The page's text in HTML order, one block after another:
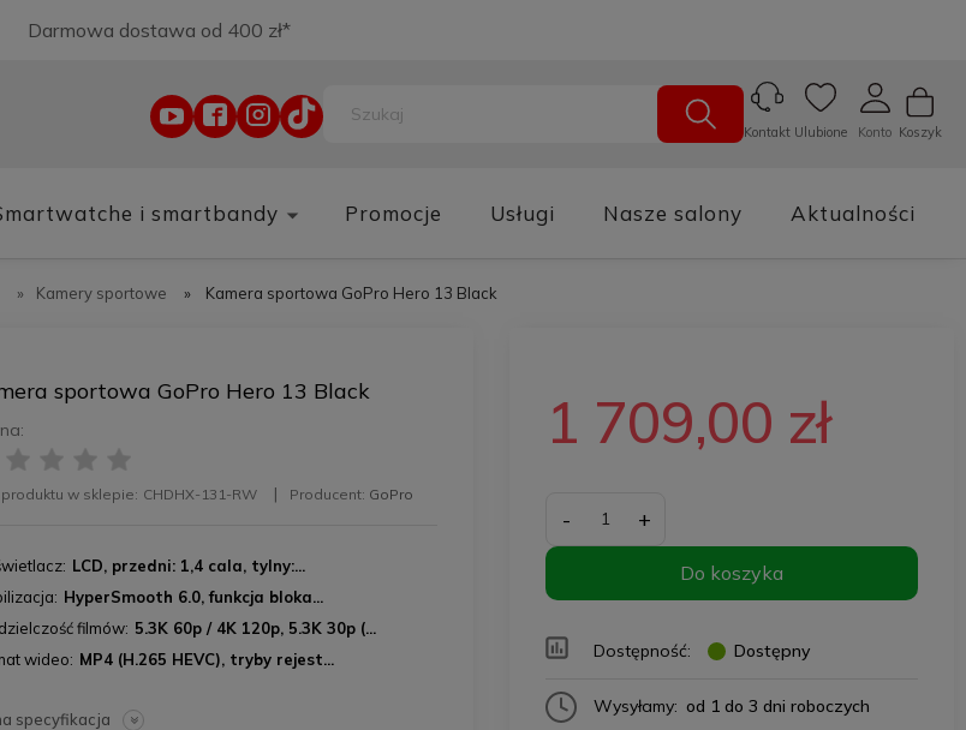
Darmowa dostawa od 400 zł*
Koszyk
Konto
Ulubione
Kontakt
i smartbandy Promocje Usługi Nasze salony Aktualności
» Kamery sportowe » Kamera sportowa GoPro Hero 13 Black
sportowa GoPro Hero 13 Black
w sklepie: CHDHX-131-RW Producent: GoPro
LCD, przedni: 1,4 cala, tylny:...
HyperSmooth 6.0, funkcja bloka...
filmów 5.3K 60p / 4K 120p, 5.3K 30p (...
wideo
MP4 (H.265 HEVC), tryby rejest...
specyfikacja
1 709,00 zł
- +
Do koszyka
Dostępność: Dostępny
Wysyłamy: od 1 do 3 dni roboczych